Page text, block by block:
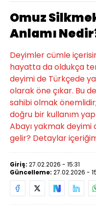
Omuz
Anlamı
Deyimler cümle
hayatta da oldukça
deyimi de Türkçede
olarak öne çıkar. Bu
sahibi olmak
doğru bir kullanım
Abayı yakmak deyimi
gelir? Detaylar
Giriş: 27.02.2026 - 15:31
Güncelleme: 27.02.2026 -